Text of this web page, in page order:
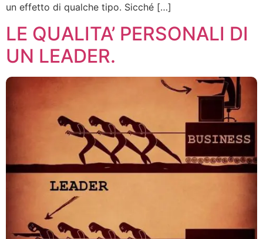
un effetto di qualche tipo. Sicché […]
LE QUALITA’ PERSONALI DI
UN LEADER.